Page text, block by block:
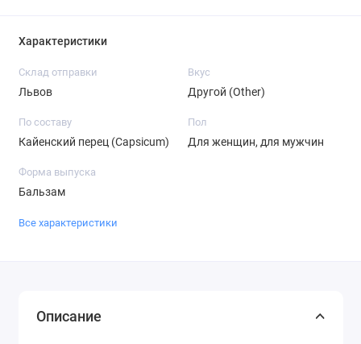
Характеристики
Склад отправки
Львов
Вкус
Другой (Other)
По составу
Кайенский перец (Capsicum)
Пол
Для женщин, для мужчин
Форма выпуска
Бальзам
Все характеристики
Описание